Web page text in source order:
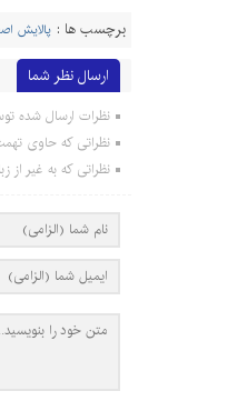
برچسب ها : پالایش
ارسال نظر شما
نظرات ارسال شده
نظراتی که حاوی
نظراتی که به غیر از